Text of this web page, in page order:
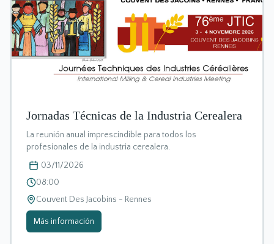
Jornadas Técnicas de la Industria Cerealera
La reunión anual imprescindible para todos los
profesionales de la industria cerealera.
03/11/2026
08:00
Couvent Des Jacobins - Rennes
Más información